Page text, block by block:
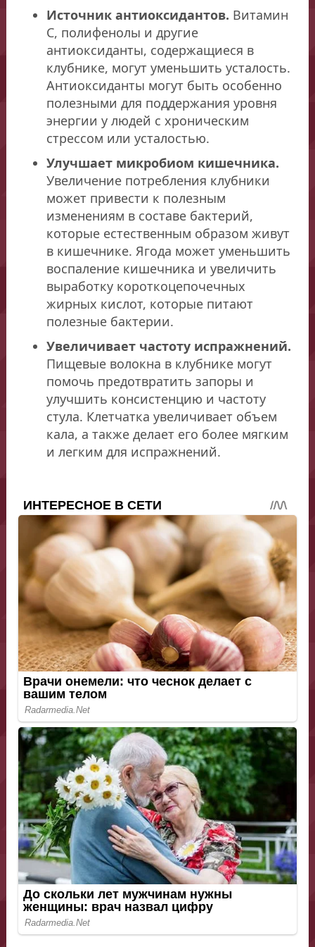
Источник антиоксидантов. Витамин
С, полифенолы и другие
антиоксиданты, содержащиеся в
клубнике, могут уменьшить усталость.
Антиоксиданты могут быть особенно
полезными для поддержания уровня
энергии у людей с хроническим
стрессом или усталостью.
Улучшает микробиом кишечника.
Увеличение потребления клубники
может привести к полезным
изменениям в составе бактерий,
которые естественным образом живут
в кишечнике. Ягода может уменьшить
воспаление кишечника и увеличить
выработку короткоцепочечных
жирных кислот, которые питают
полезные бактерии.
Увеличивает частоту испражнений.
Пищевые волокна в клубнике могут
помочь предотвратить запоры и
улучшить консистенцию и частоту
стула. Клетчатка увеличивает объем
кала, а также делает его более мягким
и легким для испражнений.